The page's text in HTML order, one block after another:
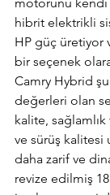
hibrit elektrikli
HP güç üretiyor
bir seçenek
Camry Hybrid
değerleri olan
kalite,
ve sürüş kalitesi
daha zarif ve
revize edilmiş